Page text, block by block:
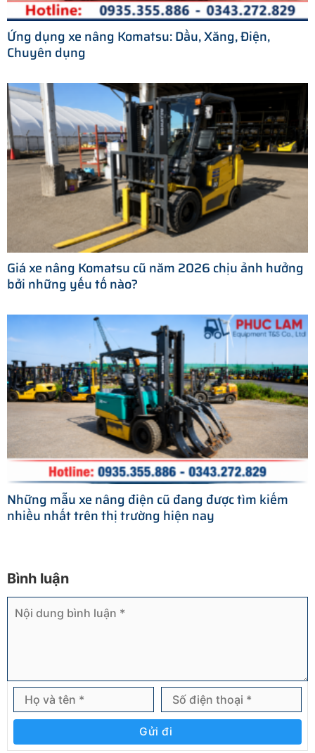
Ứng dụng xe nâng Komatsu: Dầu, Xăng, Điện,
Chuyên dụng
Giá xe nâng Komatsu cũ năm 2026 chịu ảnh hưởng
bởi những yếu tố nào?
Những mẫu xe nâng điện cũ đang được tìm kiếm
nhiều nhất trên thị trường hiện nay
Bình luận
Gửi đi